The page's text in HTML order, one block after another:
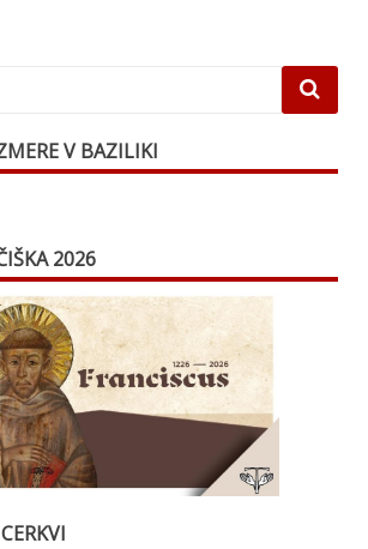
V BAZILIKI
2026